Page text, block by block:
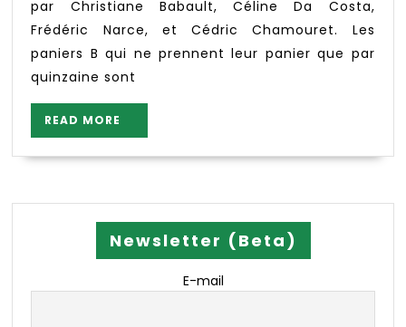
par Christiane Babault, Céline Da Costa,
Frédéric Narce, et Cédric Chamouret. Les
paniers B qui ne prennent leur panier que par
quinzaine sont
READ MORE
MORE
Newsletter (Beta)
E-mail